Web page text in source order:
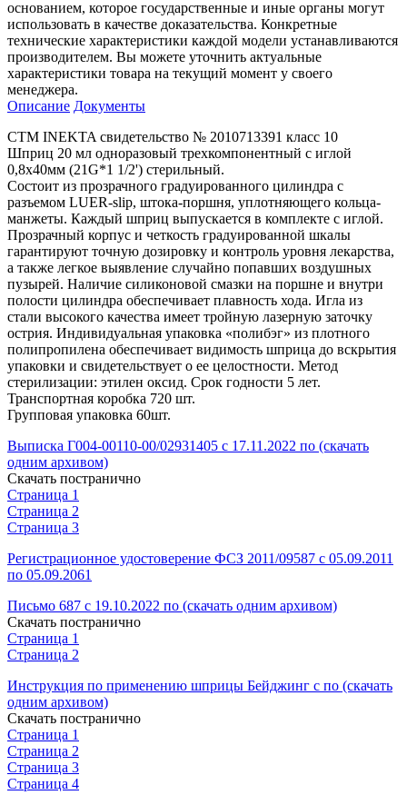
основанием, которое государственные и иные органы могут
использовать в качестве доказательства. Конкретные
технические характеристики каждой модели устанавливаются
производителем. Вы можете уточнить актуальные
характеристики товара на текущий момент у своего
менеджера.
Описание Документы
СТМ INEKTA свидетельство № 2010713391 класс 10
Шприц 20 мл одноразовый трехкомпонентный с иглой
0,8х40мм (21G*1 1/2') стерильный.
Состоит из прозрачного градуированного цилиндра с
разъемом LUER-slip, штока-поршня, уплотняющего кольца-
манжеты. Каждый шприц выпускается в комплекте с иглой.
Прозрачный корпус и четкость градуированной шкалы
гарантируют точную дозировку и контроль уровня лекарства,
а также легкое выявление случайно попавших воздушных
пузырей. Наличие силиконовой смазки на поршне и внутри
полости цилиндра обеспечивает плавность хода. Игла из
стали высокого качества имеет тройную лазерную заточку
острия. Индивидуальная упаковка «полибэг» из плотного
полипропилена обеспечивает видимость шприца до вскрытия
упаковки и свидетельствует о ее целостности. Метод
стерилизации: этилен оксид. Срок годности 5 лет.
Транспортная коробка 720 шт.
Групповая упаковка 60шт.
Выписка Г004-00110-00/02931405 с 17.11.2022 по (скачать
одним архивом)
Скачать постранично
Страница 1
Страница 2
Страница 3
Регистрационное удостоверение ФСЗ 2011/09587 с 05.09.2011
по 05.09.2061
Письмо 687 с 19.10.2022 по (скачать одним архивом)
Скачать постранично
Страница 1
Страница 2
Инструкция по применению шприцы Бейджинг с по (скачать
одним архивом)
Скачать постранично
Страница 1
Страница 2
Страница 3
Страница 4